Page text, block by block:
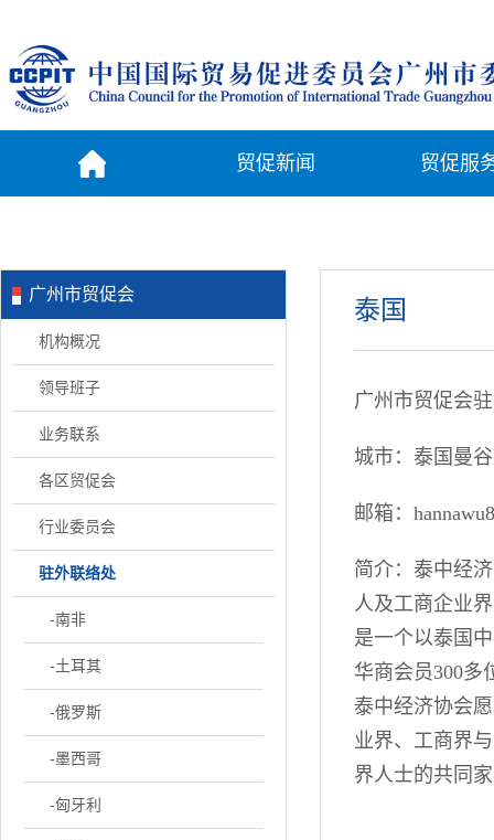
贸促新闻 贸促服
广州市贸促会
机构概况
领导班子
业务联系
各区贸促会
行业委员会
驻外联络处
-南非
-土耳其
-俄罗斯
-墨西哥
-匈牙利
泰国
广州市贸促会
城市：泰国曼谷
邮箱：
简介：泰中经
人及工商企业
是一个以泰国
华商会员300多
泰中经济协会
业界、工商界
界人士的共同